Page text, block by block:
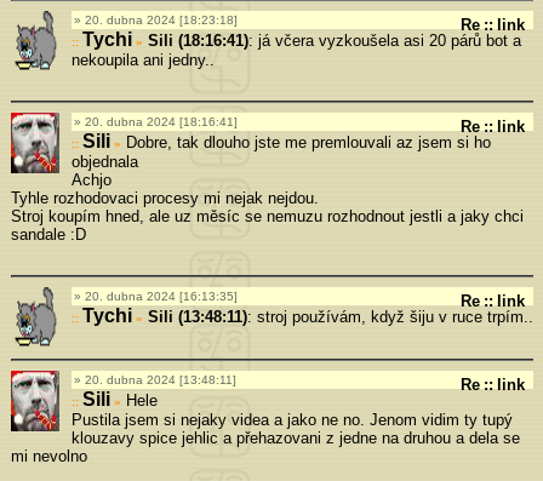
20. dubna 2024 [18:23:18] Re :: link
Tychi » Sili (18:16:41): já včera vyzkoušela asi 20 párů bot a
nekoupila ani jedny..
20. dubna 2024 [18:16:41] Re :: link
Sili »
Dobre, tak dlouho jste me premlouvali az jsem si ho
objednala
Achjo
Tyhle rozhodovaci procesy mi nejak nejdou.
Stroj koupím hned, ale uz měsíc se nemuzu rozhodnout jestli a jaky chci
sandale :D
20. dubna 2024 [16:13:35] Re :: link
Tychi » Sili (13:48:11): stroj používám, když šiju v ruce trpím..
20. dubna 2024 [13:48:11] Re :: link
Sili »
Hele
Pustila jsem si nejaky videa a jako ne no. Jenom vidim ty tupý
klouzavy spice jehlic a přehazovani z jedne na druhou a dela se
mi nevolno